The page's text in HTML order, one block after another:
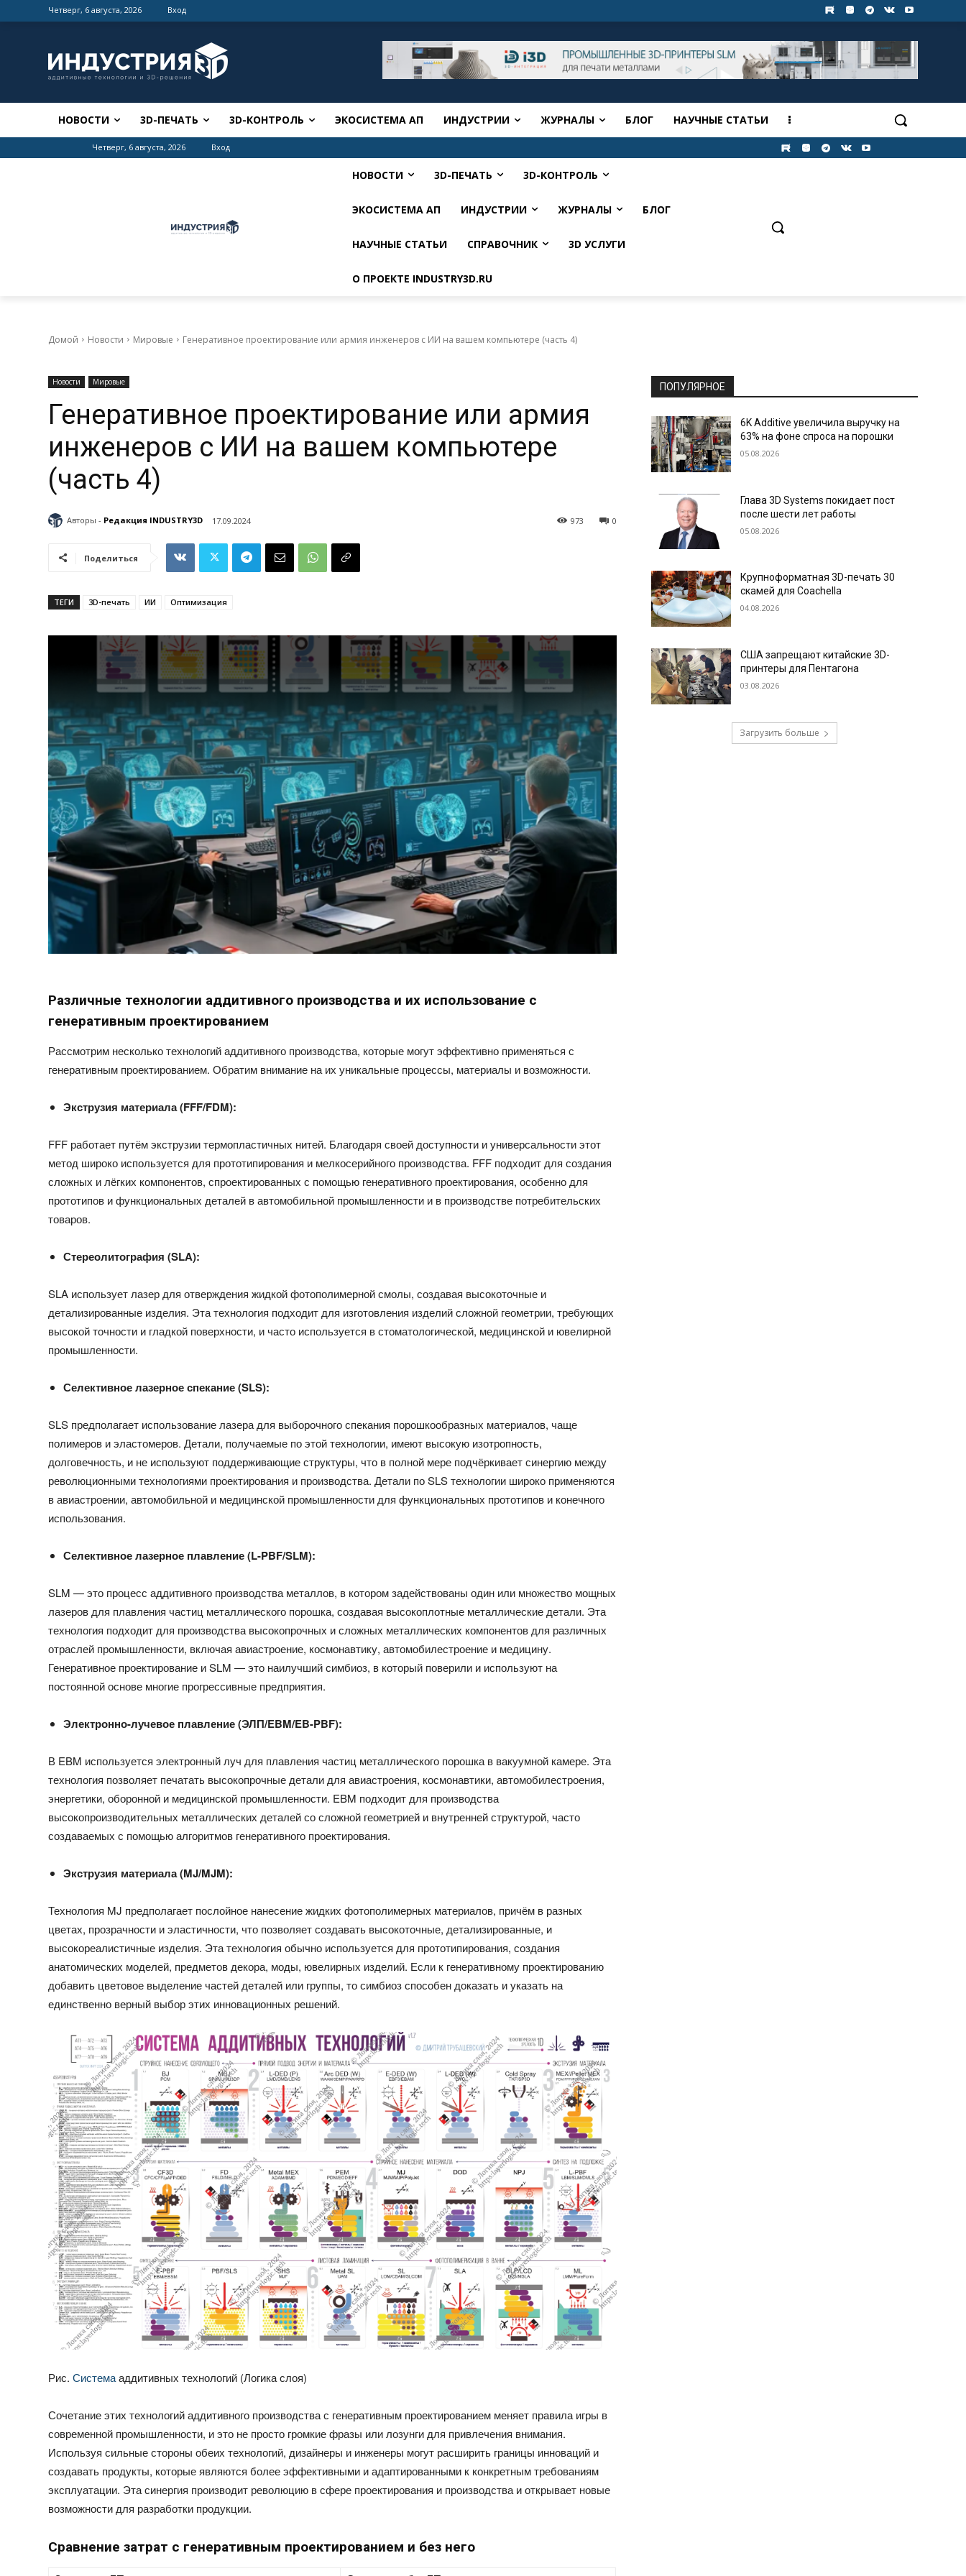
Четверг, 6 августа, 2026 Вход
НОВОСТИ 3D-ПЕЧАТЬ 3D-КОНТРОЛЬ ЭКОСИСТЕМА АП ИНДУСТРИИ ЖУРНАЛЫ БЛОГ НАУЧНЫЕ СТАТЬИ
Четверг, 6 августа, 2026 Вход
НОВОСТИ 3D-ПЕЧАТЬ 3D-КОНТРОЛЬ
ЭКОСИСТЕМА АП ИНДУСТРИИ ЖУРНАЛЫ БЛОГ
НАУЧНЫЕ СТАТЬИ СПРАВОЧНИК 3D УСЛУГИ
О ПРОЕКТЕ INDUSTRY3D.RU
Домой Новости Мировые Генеративное проектирование или армия инженеров с ИИ на вашем компьютере (часть 4)
Новости Мировые
Генеративное проектирование или армия
инженеров с ИИ на вашем компьютере
(часть 4)
Авторы - Редакция INDUSTRY3D 17.09.2024 0
973
Поделиться
ТЕГИ 3D-печать ИИ Оптимизация
Различные технологии аддитивного производства и их использование с
генеративным проектированием
Рассмотрим несколько технологий аддитивного производства, которые могут эффективно применяться с
генеративным проектированием. Обратим внимание на их уникальные процессы, материалы и возможности.
Экструзия материала (FFF/FDM):
FFF работает путём экструзии термопластичных нитей. Благодаря своей доступности и универсальности этот
метод широко используется для прототипирования и мелкосерийного производства. FFF подходит для создания
сложных и лёгких компонентов, спроектированных с помощью генеративного проектирования, особенно для
прототипов и функциональных деталей в автомобильной промышленности и в производстве потребительских
товаров.
Стереолитография (SLA):
SLA использует лазер для отверждения жидкой фотополимерной смолы, создавая высокоточные и
детализированные изделия. Эта технология подходит для изготовления изделий сложной геометрии, требующих
высокой точности и гладкой поверхности, и часто используется в стоматологической, медицинской и ювелирной
промышленности.
Селективное лазерное спекание (SLS):
SLS предполагает использование лазера для выборочного спекания порошкообразных материалов, чаще
полимеров и эластомеров. Детали, получаемые по этой технологии, имеют высокую изотропность,
долговечность, и не используют поддерживающие структуры, что в полной мере подчёркивает синергию между
революционными технологиями проектирования и производства. Детали по SLS технологии широко применяются
в авиастроении, автомобильной и медицинской промышленности для функциональных прототипов и конечного
использования.
Селективное лазерное плавление (L-PBF/SLM):
SLM — это процесс аддитивного производства металлов, в котором задействованы один или множество мощных
лазеров для плавления частиц металлического порошка, создавая высокоплотные металлические детали. Эта
технология подходит для производства высокопрочных и сложных металлических компонентов для различных
отраслей промышленности, включая авиастроение, космонавтику, автомобилестроение и медицину.
Генеративное проектирование и SLM — это наилучший симбиоз, в который поверили и используют на
постоянной основе многие прогрессивные предприятия.
Электронно-лучевое плавление (ЭЛП/EBM/EB-PBF):
В EBM используется электронный луч для плавления частиц металлического порошка в вакуумной камере. Эта
технология позволяет печатать высокопрочные детали для авиастроения, космонавтики, автомобилестроения,
энергетики, оборонной и медицинской промышленности. EBM подходит для производства
высокопроизводительных металлических деталей со сложной геометрией и внутренней структурой, часто
создаваемых с помощью алгоритмов генеративного проектирования.
Экструзия материала (MJ/MJM):
Технология MJ предполагает послойное нанесение жидких фотополимерных материалов, причём в разных
цветах, прозрачности и эластичности, что позволяет создавать высокоточные, детализированные, и
высокореалистичные изделия. Эта технология обычно используется для прототипирования, создания
анатомических моделей, предметов декора, моды, ювелирных изделий. Если к генеративному проектированию
добавить цветовое выделение частей деталей или группы, то симбиоз способен доказать и указать на
единственно верный выбор этих инновационных решений.
Рис.Системааддитивных технологий (Логика слоя)
Сочетание этих технологий аддитивного производства с генеративным проектированием меняет правила игры в
современной промышленности, и это не просто громкие фразы или лозунги для привлечения внимания.
Используя сильные стороны обеих технологий, дизайнеры и инженеры могут расширить границы инноваций и
создавать продукты, которые являются более эффективными и адаптированными к конкретным требованиям
эксплуатации. Эта синергия производит революцию в сфере проектирования и производства и открывает новые
возможности для разработки продукции.
Сравнение затрат с генеративным проектированием и без него
ПОПУЛЯРНОЕ
6K Additive увеличила выручку на
63% на фоне спроса на порошки
05.08.2026
Глава 3D Systems покидает пост
после шести лет работы
05.08.2026
Крупноформатная 3D-печать 30
скамей для Coachella
04.08.2026
США запрещают китайские 3D-
принтеры для Пентагона
03.08.2026
Загрузить больше